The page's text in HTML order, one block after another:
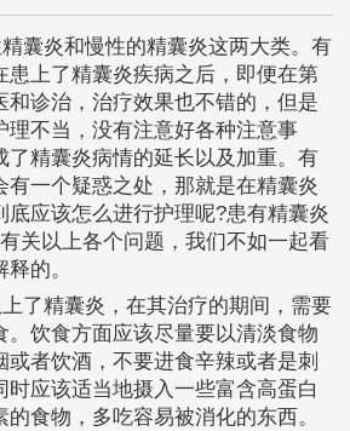
囊炎和慢性的精囊炎这两大类。有
患上了精囊炎疾病之后，即便在第
和诊治，治疗效果也不错的，但是
理不当，没有注意好各种注意事
了精囊炎病情的延长以及加重。有
有一个疑惑之处，那就是在精囊炎
底应该怎么进行护理呢?患有精囊炎
关以上各个问题，我们不如一起看
的。
了精囊炎，在其治疗的期间，需要
。饮食方面应该尽量要以清淡食物
或者饮酒，不要进食辛辣或者是刺
时应该适当地摄入一些富含高蛋白
食物，多吃容易被消化的东西。